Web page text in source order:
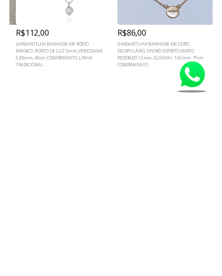
R$112,00
GARGANTILHA BANHADA EM RÓDIO
BRANCO, PONTO DE LUZ 5mm, VENEZIANA
0,80mm, 40cm COMPRIMENTO, LINHA
TRADICIONAL
R$86,00
GARGANTILHA BANHADA EM OURO,
ESCAPULÁRIO, DIVINO ESPÍRITO SANTO,
REDONDO 12mm, ELO OVAL 1,60mm, 70cm
COMPRIMENTO